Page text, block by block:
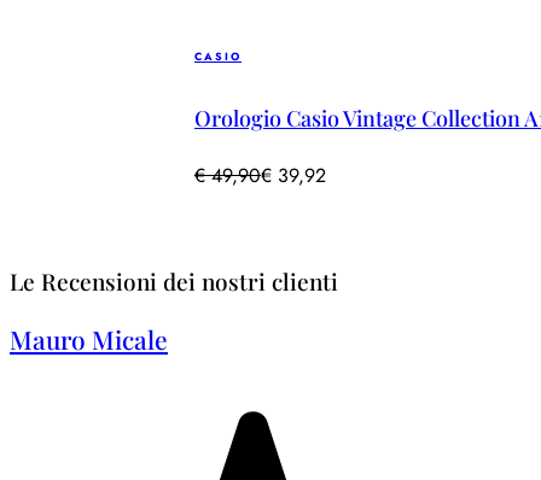
CASIO
Orologio Casio Vintage Collection
€49,90€ 39,92
Le Recensioni dei nostri clienti
Mauro Micale